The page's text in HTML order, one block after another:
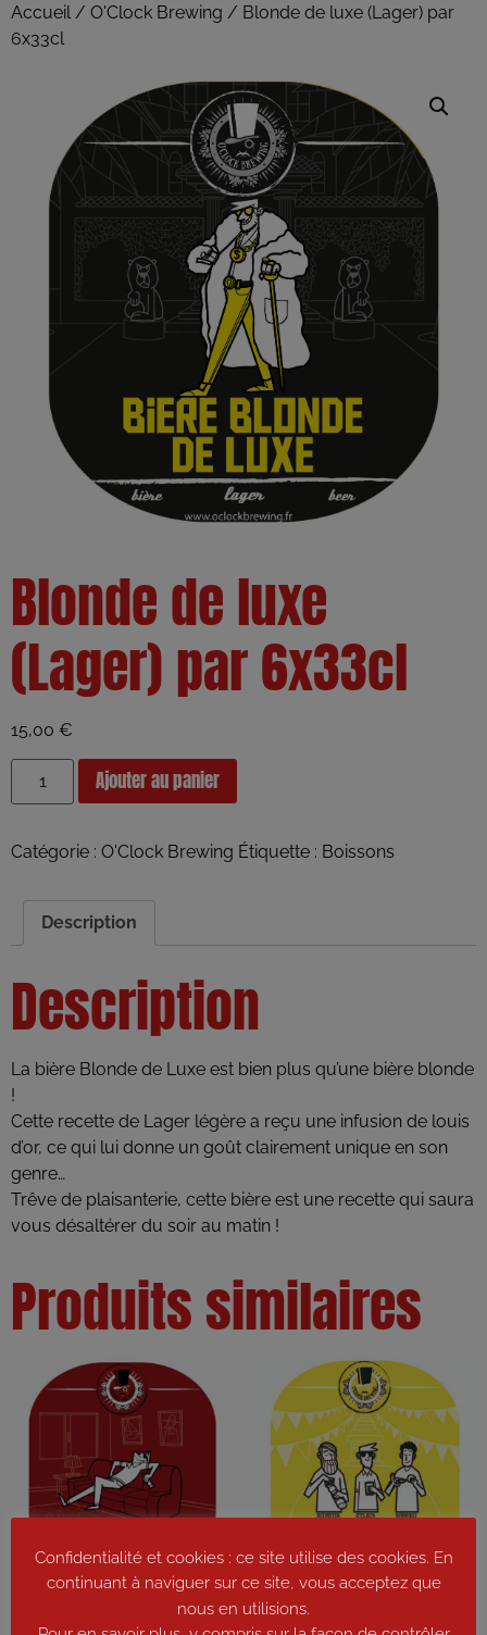
Accueil/ O'Clock Brewing / Blonde de luxe (Lager) par
6x33cl
Blonde de luxe
(Lager) par 6x33cl
15,00 €
Ajouter au panier
Catégorie : O'Clock Brewing Étiquette : Boissons
Description
Description
La bière Blonde de Luxe est bien plus qu’une bière blonde
!
Cette recette de Lager légère a reçu une infusion de louis
d’or, ce qui lui donne un goût clairement unique en son
genre…
Trêve de plaisanterie, cette bière est une recette qui saura
vous désaltérer du soir au matin !
Produits similaires
After work (Red ale) par 6x33cl Tim Ut (Lemony pepper ale) par
Confidentialité et cookies : ce site utilise des cookies. En
continuant à naviguer sur ce site, vous acceptez que
nous en utilisions.